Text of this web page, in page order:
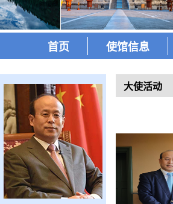
首页 使馆信息
大使活动